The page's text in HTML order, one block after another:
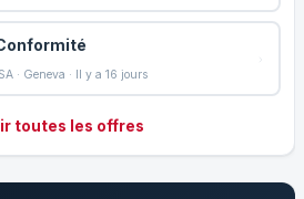
· Geneva · Il y a 16 jours
toutes les offres